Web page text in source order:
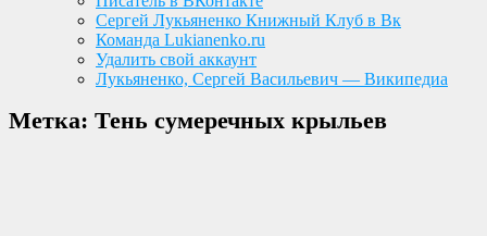
Сергей Лукьяненко Книжный Клуб в Вк
Команда Lukianenko.ru
Удалить свой аккаунт
Лукьяненко, Сергей Васильевич — Википедиа
Метка: Тень сумеречных крыльев